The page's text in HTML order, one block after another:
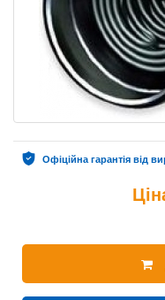
Офіційна гарантія від